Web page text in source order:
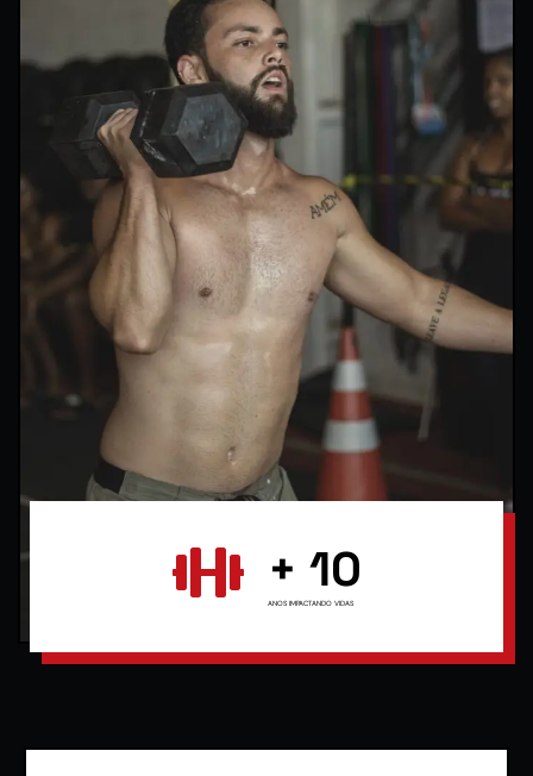
+ 10
ANOS IMPACTANDO VIDAS